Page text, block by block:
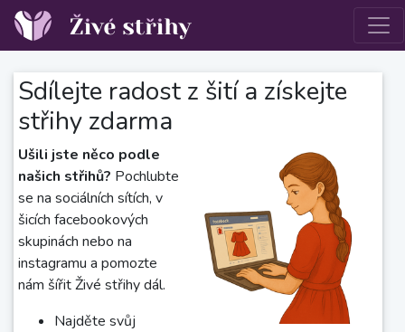
Sdílejte radost z šití a získejte
střihy zdarma
Ušili jste něco podle
našich střihů? Pochlubte
se na sociálních sítích, v
šicích facebookových
skupinách nebo na
instagramu a pomozte
nám šířit Živé střihy dál.
Najděte svůj